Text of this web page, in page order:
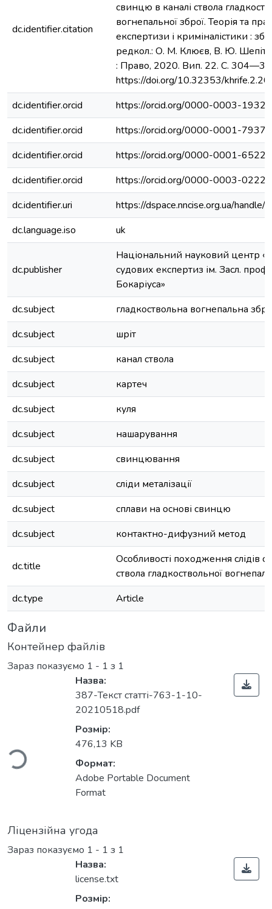
dc.identifier.citation
свинцю в каналі ствола
вогнепальної зброї. Теорія та
експертизи і криміналістики : зб.
редкол.: О. М. Клюєв, В. Ю.
: Право, 2020. Вип. 22. С.
https://doi.org/10.32353/
dc.identifier.orcid
https://orcid.org/0000-0003-
dc.identifier.orcid
https://orcid.org/0000-0001-
dc.identifier.orcid
https://orcid.org/0000-0001-
dc.identifier.orcid
https://orcid.org/0000-0003-
dc.identifier.uri
https://dspace.nncise.org.ua/
dc.language.iso
uk
dc.publisher
Національний науковий центр
судових експертиз ім. Засл.
Бокаріуса»
dc.subject
гладкоствольна вогнепальна
dc.subject
шріт
dc.subject
канал ствола
dc.subject
картеч
dc.subject
куля
dc.subject
нашарування
dc.subject
свинцювання
dc.subject
сліди металізації
dc.subject
сплави на основі свинцю
dc.subject
контактно-дифузний метод
dc.title
Особливості походження слідів
ствола гладкоствольної
dc.type
Article
Файли
Контейнер файлів
Зараз показуємо 1 - 1 з 1
Вантажиться...
Назва:
387-Текст статті-763-1-10-
20210518.pdf
Розмір:
476,13 KB
Формат:
Adobe Portable Document
Format
Ліцензійна угода
Зараз показуємо 1 - 1 з 1
Назва:
license.txt
Розмір: